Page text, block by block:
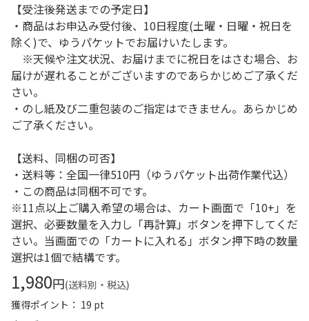
【受注後発送までの予定日】
・商品はお申込み受付後、10日程度(土曜・日曜・祝日を
除く)で、ゆうパケットでお届けいたします。
※天候や注文状況、お届けまでに祝日をはさむ場合、お
届けが遅れることがございますのであらかじめご了承くだ
さい。
・のし紙及び二重包装のご指定はできません。あらかじめ
ご了承ください。
【送料、同梱の可否】
・送料等：全国一律510円（ゆうパケット出荷作業代込）
・この商品は同梱不可です。
※11点以上ご購入希望の場合は、カート画面で「10+」を
選択、必要数量を入力し「再計算」ボタンを押下してくだ
さい。当画面での「カートに入れる」ボタン押下時の数量
選択は1個で結構です。
1,980円(送料別・税込)
獲得ポイント： 19 pt